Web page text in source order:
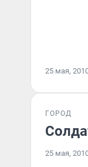
25 мая,
ГОРОД
25 мая,